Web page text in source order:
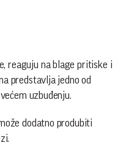
reaguju na blage pritiske i
predstavlja jedno od
uzbuđenju.
dodatno produbiti